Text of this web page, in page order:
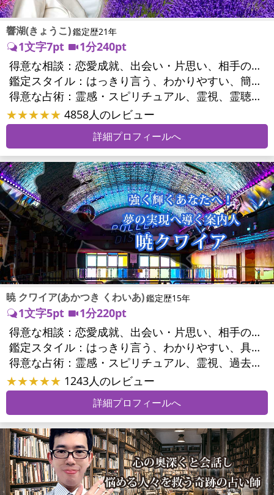
響湖(きょうこ)鑑定歴21年
1文字7pt
1分240pt
得意な相談：
恋愛成就、出会い・片思い、相手の気持ち、相性、結婚、男心・女心、二人の今後、複雑な恋愛、三角関係、不倫、復縁、離婚、同性愛・LGBT、人間関係、職場の人間関係、対人関係、仕事運、適職、転職、進路、就職、人生全般、使命、経営相談、人事、開業、夢、目標、ビジネスチャンス、パワーハラスメント、セクシャルハラスメント、家族関係、夫婦関係、家庭問題、夫婦問題、親族問題、育児・子育て、シングルマザー、ドメスティックバイオレンス、相続関係、美容、精神問題、心の問題、うつ、トラウマ、ストレス、いじめ、人生相談、霊的問題、守護霊様、前世、夢診断、ペットの気持ち、ペットへのヒーリング、パワーストーン選択、引越し・転居、方位、開運指導、健康運、金運、ご近所問題、縁切り
鑑定スタイル：
はっきり言う、わかりやすい、簡潔、的確、納得感、情報量が多い、友達のように相談できる、聞き上手、じっくり聞いてくれる、深く濃厚、実力派
得意な占術：
霊感・スピリチュアル、霊視、霊聴、透視、過去視、前世・来世、波動修正、オーラ、エネルギー調整、チャクラ、ペットの気持ち、タロット、オラクルカード、算命学、風水、姓名判断、九星気学、四柱推命、数秘術、夢診断、人相(顔相)、ダウジング、ルーン、パワーストーン、水晶、ヒーリング、レイキ、カウンセリング、オリジナル占術
★★★★★ 4858人のレビュー
詳細プロフィールへ
暁 クワイア(あかつき くわいあ)鑑定歴15年
1文字5pt
1分220pt
得意な相談：
恋愛成就、出会い・片思い、相手の気持ち、相性、結婚、男心・女心、二人の今後、複雑な恋愛、三角関係、略奪愛、浮気、不倫、離婚、人間関係、職場の人間関係、対人関係、仕事運、適職、天職、転職、進路、就職、人生全般、使命、人事、開業、廃業、夢、目標、ビジネスチャンス、ビジネスパートナー、家族関係、夫婦関係、家庭問題、夫婦問題、精神問題、ストレス、人生相談、ご先祖様、守護霊様、お墓参り、魂の本質、前世、来世、ペットの気持ち、引越し・転居、方位、健康運、金運
鑑定スタイル：
はっきり言う、わかりやすい、具体的、納得感、情報量が多い、友達のように相談できる、聞き上手、とても話しやすい、じっくり聞いてくれる、愛にあふれ温かい、勇気をくれる、前向き・元気になれる、実力派
得意な占術：
霊感・スピリチュアル、霊視、過去視、前世・来世、オーラ、ソウルメイト、ペットの気持ち、タロット、オラクルカード、姓名判断、四柱推命、占星術、数秘術、カラー診断、陰陽五行、人相(顔相)、カウンセリング、オリジナル占術
★★★★★ 1243人のレビュー
詳細プロフィールへ